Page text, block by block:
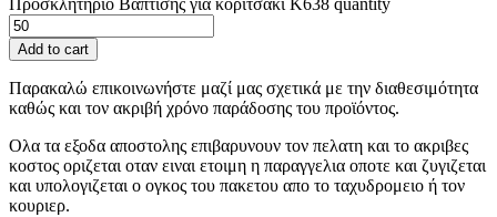
Προσκλητήριο Βάπτισης για κοριτσάκι Κ638 quantity
Add to cart
Παρακαλώ επικοινωνήστε μαζί μας σχετικά με την διαθεσιμότητα
καθώς και τον ακριβή χρόνο παράδοσης του προϊόντος.
Ολα τα εξοδα αποστολης επιβαρυνουν τον πελατη και το ακριβες
κοστος οριζεται οταν ειναι ετοιμη η παραγγελια οποτε και ζυγιζεται
και υπολογιζεται ο ογκος του πακετου απο το ταχυδρομειο ή τον
κουριερ.